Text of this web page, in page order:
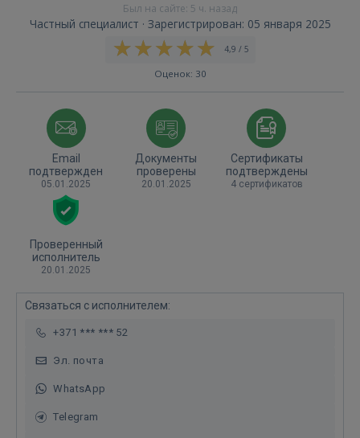
Был на сайте: 5 ч. назад
Частный специалист · Зарегистрирован: 05 января 2025
4,9 / 5
Оценок: 30
Email
подтвержден
05.01.2025
Документы
проверены
20.01.2025
Сертификаты
подтверждены
4 сертификатов
Проверенный
исполнитель
20.01.2025
Связаться с исполнителем:
+371 *** *** 52
Эл. почта
WhatsApp
Telegram